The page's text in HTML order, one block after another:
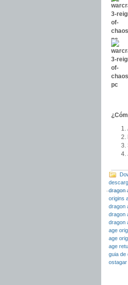
dragon
origins
dragon
dragon
dragon
age
age
age
guia de